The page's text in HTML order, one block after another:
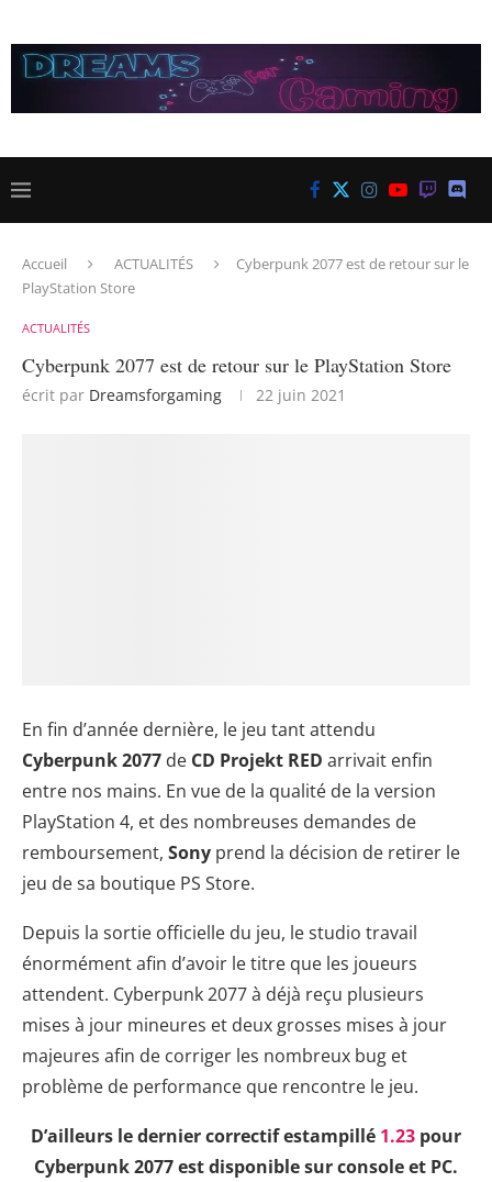
Accueil ACTUALITÉS
Cyberpunk 2077 est de retour sur le
PlayStation Store
ACTUALITÉS
Cyberpunk 2077 est de retour sur le PlayStation Store
écrit par Dreamsforgaming 22 juin 2021
En fin d’année dernière, le jeu tant attendu
Cyberpunk 2077 de CD Projekt RED arrivait enfin
entre nos mains. En vue de la qualité de la version
PlayStation 4, et des nombreuses demandes de
remboursement, Sony prend la décision de retirer le
jeu de sa boutique PS Store.
Depuis la sortie officielle du jeu, le studio travail
énormément afin d’avoir le titre que les joueurs
attendent. Cyberpunk 2077 à déjà reçu plusieurs
mises à jour mineures et deux grosses mises à jour
majeures afin de corriger les nombreux bug et
problème de performance que rencontre le jeu.
D’ailleurs le dernier correctif estampillé 1.23 pour
Cyberpunk 2077 est disponible sur console et PC.